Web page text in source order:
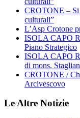
CROTONE – Si
culturali”
L’Asp Crotone
ISOLA CAPO
Piano Strategico
ISOLA CAPO
di mons.
CROTONE /
Arcivescovo
Le Altre Notizie